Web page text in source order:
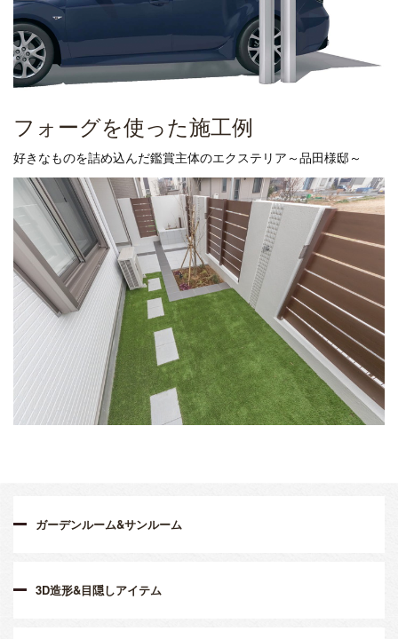
フォーグを使った施工例
好きなものを詰め込んだ鑑賞主体のエクステリア～品田様邸～
ガーデンルーム&サンルーム
3D造形&目隠しアイテム